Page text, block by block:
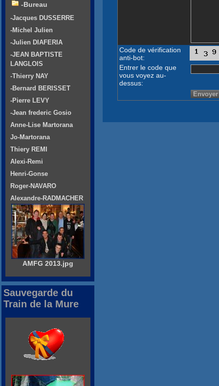
Code de vérification
anti-bot:
Entrer le code que
vous voyez au-
dessus:
-Bureau
-Jacques DUSSERRE
-Michel Julien
-Julien DIAFERIA
-JEAN BAPTISTE
LANGLOIS
-Thierry NAY
-Bernard BERISSET
-Pierre LEVY
-Jean frederic Gosio
Anne-Lise Martorana
Jo-Martorana
Thiery REMI
Alexi-Remi
Henri-Gonse
Roger-NAVARO
Alexandre-RADMACHER
AMFG 2013.jpg
Sauvegarde du
Train de la Mure